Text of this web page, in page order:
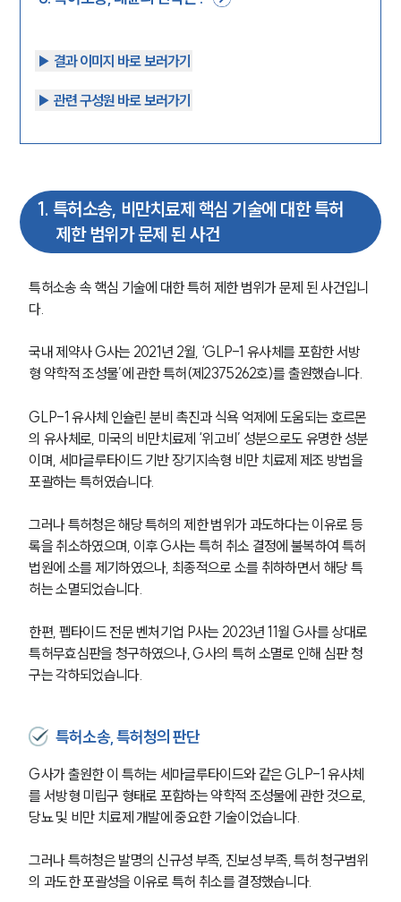
▶︎ 결과 이미지 바로 보러가기
▶︎ 관련 구성원 바로 보러가기
1. 특허소송, 비만치료제 핵심 기술에 대한 특허
제한 범위가 문제 된 사건
특허소송 속 핵심 기술에 대한 특허 제한 범위가 문제 된 사건입니
다.
국내 제약사 G사는 2021년 2월, ‘GLP-1 유사체를 포함한 서방
형 약학적 조성물’에 관한 특허(제2375262호)를 출원했습니다.
GLP-1 유사체 인슐린 분비 촉진과 식욕 억제에 도움되는 호르몬
의 유사체로, 미국의 비만치료제 ‘위고비’ 성분으로도 유명한 성분
이며, 세마글루타이드 기반 장기지속형 비만 치료제 제조 방법을
포괄하는 특허였습니다.
그러나 특허청은 해당 특허의 제한 범위가 과도하다는 이유로 등
록을 취소하였으며, 이후 G사는 특허 취소 결정에 불복하여 특허
법원에 소를 제기하였으나, 최종적으로 소를 취하하면서 해당 특
허는 소멸되었습니다.
한편, 펩타이드 전문 벤처기업 P사는 2023년 11월 G사를 상대로
특허무효심판을 청구하였으나, G사의 특허 소멸로 인해 심판 청
구는 각하되었습니다.
특허소송, 특허청의 판단
G사가 출원한 이 특허는 세마글루타이드와 같은 GLP-1 유사체
를 서방형 미립구 형태로 포함하는 약학적 조성물에 관한 것으로,
당뇨 및 비만 치료제 개발에 중요한 기술이었습니다.
그러나 특허청은 발명의 신규성 부족, 진보성 부족, 특허 청구범위
의 과도한 포괄성을 이유로 특허 취소를 결정했습니다.